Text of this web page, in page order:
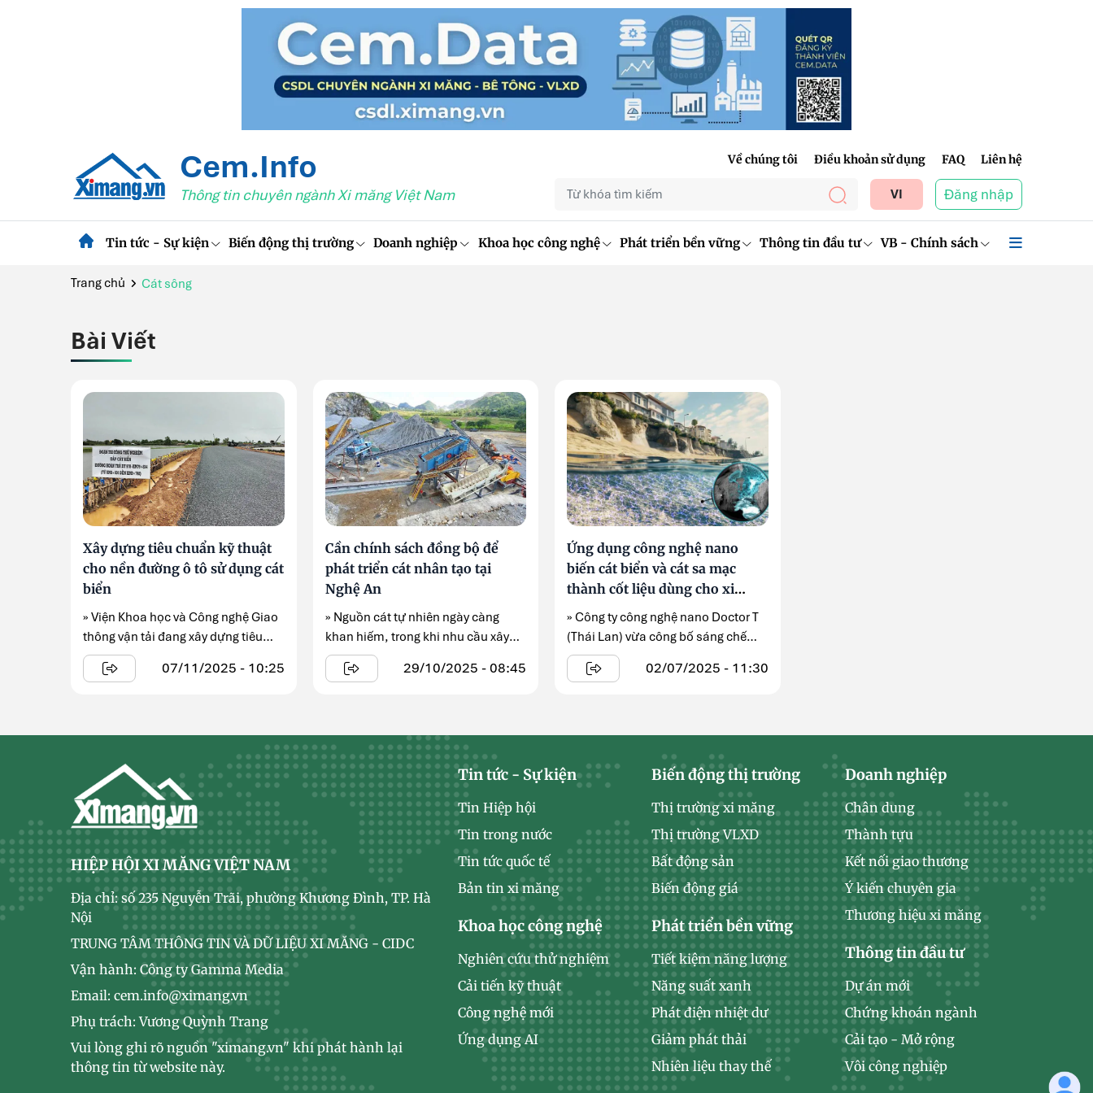
Cem.Info
Thông tin chuyên ngành Xi măng Việt Nam
Về chúng tôi Điều khoản sử dụng FAQ Liên hệ
VI Đăng nhập
Tin tức - Sự kiện Biến động thị trường Doanh nghiệp Khoa học công nghệ Phát triển bền vững Thông tin đầu tư VB - Chính sách
Trang chủ Cát sông
Bài Viết
Xây dựng tiêu chuẩn kỹ thuật
cho nền đường ô tô sử dụng cát
biển
» Viện Khoa học và Công nghệ Giao
thông vận tải đang xây dựng tiêu
chuẩn cơ sở ...
07/11/2025 - 10:25
Cần chính sách đồng bộ để
phát triển cát nhân tạo tại
Nghệ An
» Nguồn cát tự nhiên ngày càng
khan hiếm, trong khi nhu cầu xây
dựng ...
29/10/2025 - 08:45
Ứng dụng công nghệ nano
biến cát biển và cát sa mạc
thành cốt liệu dùng cho xi
măng
» Công ty công nghệ nano Doctor T
(Thái Lan) vừa công bố sáng chế
mới ...
02/07/2025 - 11:30
HIỆP HỘI XI MĂNG VIỆT NAM
Địa chỉ: số 235 Nguyễn Trãi, phường Khương Đình, TP. Hà
Nội
TRUNG TÂM THÔNG TIN VÀ DỮ LIỆU XI MĂNG - CIDC
Vận hành: Công ty Gamma Media
Email: cem.info@ximang.vn
Phụ trách: Vương Quỳnh Trang
Vui lòng ghi rõ nguồn "ximang.vn" khi phát hành lại
thông tin từ website này.
Tin tức - Sự kiện
Tin Hiệp hội
Tin trong nước
Tin tức quốc tế
Bản tin xi măng
Khoa học công nghệ
Nghiên cứu thử nghiệm
Cải tiến kỹ thuật
Công nghệ mới
Ứng dụng AI
Biến động thị trường
Thị trường xi măng
Thị trường VLXD
Bất động sản
Biến động giá
Phát triển bền vững
Tiết kiệm năng lượng
Năng suất xanh
Phát điện nhiệt dư
Giảm phát thải
Nhiên liệu thay thế
Doanh nghiệp
Chân dung
Thành tựu
Kết nối giao thương
Ý kiến chuyên gia
Thương hiệu xi măng
Thông tin đầu tư
Dự án mới
Chứng khoán ngành
Cải tạo - Mở rộng
Vôi công nghiệp